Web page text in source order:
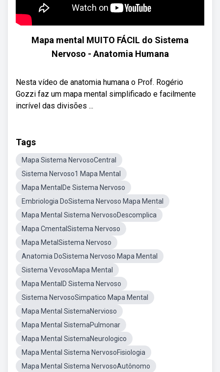
Mapa mental MUITO FÁCIL do Sistema
Nervoso - Anatomia Humana
Nesta vídeo de anatomia humana o Prof. Rogério
Gozzi faz um mapa mental simplificado e facilmente
incrível das divisões ...
Tags
Mapa Sistema NervosoCentral
Sistema Nervoso1 Mapa Mental
Mapa MentalDe Sistema Nervoso
Embriologia DoSistema Nervoso Mapa Mental
Mapa Mental Sistema NervosoDescomplica
Mapa CmentalSistema Nervoso
Mapa MetalSistema Nervoso
Anatomia DoSistema Nervoso Mapa Mental
Sistema VevosoMapa Mental
Mapa MentalD Sistema Nervoso
Sistema NervosoSimpatico Mapa Mental
Mapa Mental SistemaNervioso
Mapa Mental SistemaPulmonar
Mapa Mental SistemaNeurologico
Mapa Mental Sistema NervosoFisiologia
Mapa Mental Sistema NervosoAutônomo